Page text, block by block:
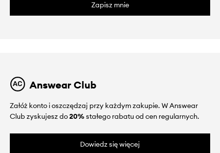
Zapisz mnie
Answear Club
Załóż konto i oszczędzaj przy każdym zakupie. W Answear
Club zyskujesz do20%stałego rabatu od cen regularnych.
Dowiedz się więcej